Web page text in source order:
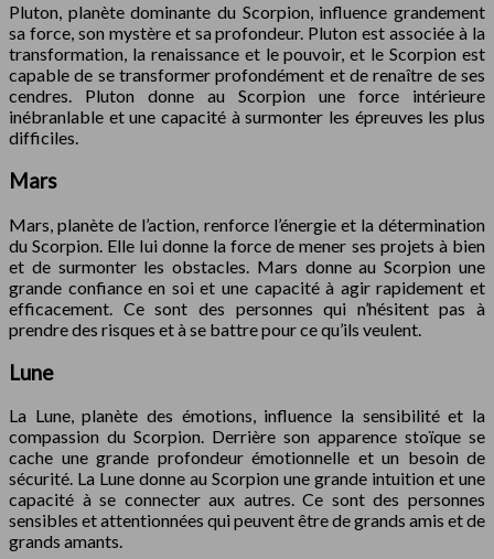
Pluton, planète dominante du Scorpion, influence grandement
sa force, son mystère et sa profondeur. Pluton est associée à la
transformation, la renaissance et le pouvoir, et le Scorpion est
capable de se transformer profondément et de renaître de ses
cendres. Pluton donne au Scorpion une force intérieure
inébranlable et une capacité à surmonter les épreuves les plus
difficiles.
Mars
Mars, planète de l’action, renforce l’énergie et la détermination
du Scorpion. Elle lui donne la force de mener ses projets à bien
et de surmonter les obstacles. Mars donne au Scorpion une
grande confiance en soi et une capacité à agir rapidement et
efficacement. Ce sont des personnes qui n’hésitent pas à
prendre des risques et à se battre pour ce qu’ils veulent.
Lune
La Lune, planète des émotions, influence la sensibilité et la
compassion du Scorpion. Derrière son apparence stoïque se
cache une grande profondeur émotionnelle et un besoin de
sécurité. La Lune donne au Scorpion une grande intuition et une
capacité à se connecter aux autres. Ce sont des personnes
sensibles et attentionnées qui peuvent être de grands amis et de
grands amants.